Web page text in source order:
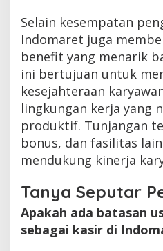
Selain kesempatan
Indomaret juga
benefit yang menarik
ini bertujuan untuk
kesejahteraan
lingkungan kerja yang
produktif. Tunjangan
bonus, dan fasilitas
mendukung kinerja
Tanya Seputar
Apakah ada batasan
sebagai kasir di